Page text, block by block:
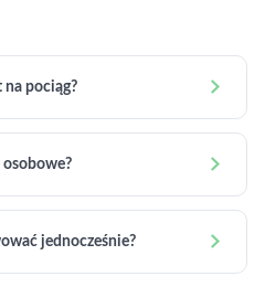
na pociąg? 
osobowe? 
jednocześnie? 